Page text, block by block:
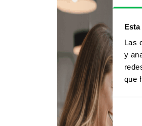
Las
y
que